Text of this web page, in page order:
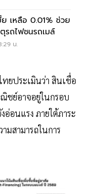
เหลือ 0.01% ช่วย
รถไฟชนรถเมล์
น.
ยประเมินว่า สินเชื่อ
ชย์อาจอยู่ในกรอบ
อนแรง ภายใต้ภาระ
มสามารถในการ